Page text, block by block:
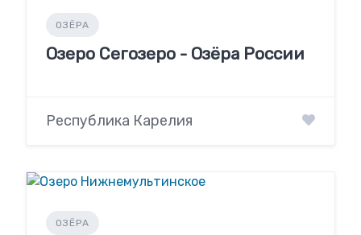
ОЗЁРА
Озеро Сегозеро - Озёра России
Республика Карелия
ОЗЁРА